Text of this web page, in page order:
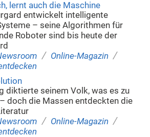
lernt auch die Maschine
entwickelt intelligente
– seine Algorithmen für
Roboter sind bis heute der
/ Online-Magazin /
diktierte seinem Volk, was es zu
doch die Massen entdeckten die
/ Online-Magazin /